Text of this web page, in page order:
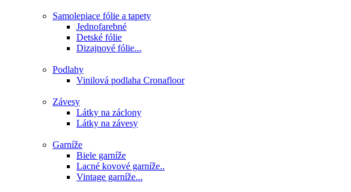
Samolepiace fólie a tapety
Jednofarebné
Detské fólie
Dizajnové fólie...
Podlahy
Vinilová podlaha Cronafloor
Závesy
Látky na záclony
Látky na závesy
Garníže
Biele garníže
Lacné kovové garníže..
Vintage garníže...